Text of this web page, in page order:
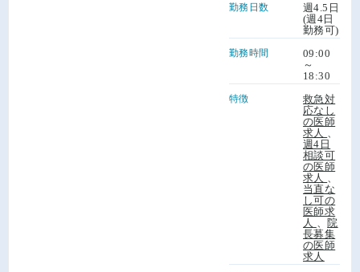
勤務日数
週4.5日
(週4日
勤務可)
勤務時間
09:00
～
18:30
特徴
救急対
応なし
の医師
求人
週4日
相談可
の医師
求人
当直な
し可の
医師求
人
院
長募集
の医師
求人